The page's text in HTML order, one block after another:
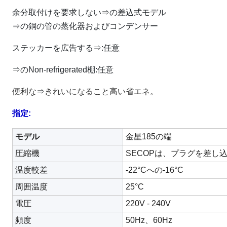
余分取付けを要求しない⇒の差込式モデル
⇒の銅の管の蒸化器およびコンデンサー
ステッカーを広告する⇒:任意
⇒のNon-refrigerated棚:任意
便利な⇒きれいになること高い省エネ。
指定:
モデル
金星185の端
圧縮機
SECOPは、プラグを差し
温度較差
-22°Cへの-16°C
周囲温度
25°C
電圧
220V - 240V
頻度
50Hz、60Hz